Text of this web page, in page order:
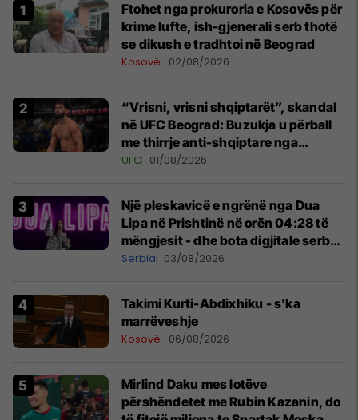
Ftohet nga prokuroria e Kosovës për
krime lufte, ish-gjenerali serb thotë
se dikush e tradhtoi në Beograd
Kosovë 02/08/2026
“Vrisni, vrisni shqiptarët”, skandal
në UFC Beograd: Buzukja u përball
me thirrje anti-shqiptare nga
tribunat
UFC 01/08/2026
Një pleskavicë e ngrënë nga Dua
Lipa në Prishtinë në orën 04:28 të
mëngjesit - dhe bota digjitale serbe
shpall gjendjen e luftës
Serbia 03/08/2026
Takimi Kurti-Abdixhiku - s'ka
marrëveshje
Kosovë 06/08/2026
Mirlind Daku mes lotëve
përshëndetet me Rubin Kazanin, do